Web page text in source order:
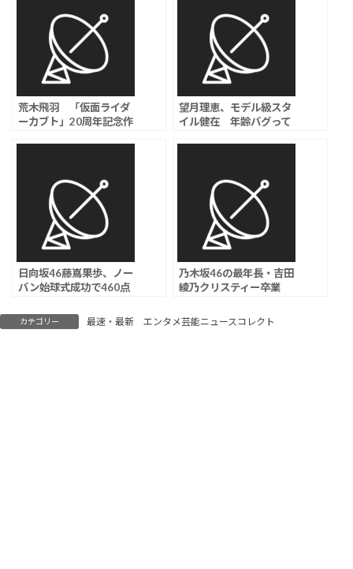
荒木飛羽 「仮面ライダ
ーカブト」20周年記念作
望月理恵、モデル級スタ
イル健在 年齢バグって
日向坂46藤嶌果歩、ノー
バン始球式成功で460点
乃木坂46の最年長・吉田
綾乃クリスティー卒業
カテゴリー 最速・最新 エンタメ芸能ニュースコレクト